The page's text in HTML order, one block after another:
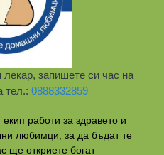
лекар, запишете си час на
тел.:0888332859
работи за здравето и
любимци, за да бъдат те
ще откриете богат